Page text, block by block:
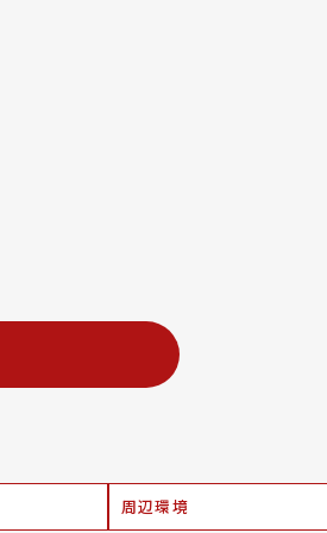
周辺環境